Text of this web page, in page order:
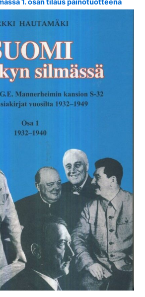
1. osan tilaus painotuotteena